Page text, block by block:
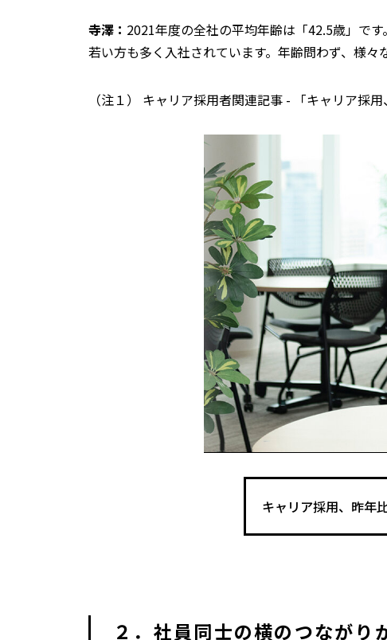
寺澤： 2021年度の全社の平均年齢は「42.5歳」で
若い方も多く入社されています。年齢問わず、様々
（注１） キャリア採用者関連記事 - 「キャリア採
キャリア採用、昨年
２．社員同士の横のつながり